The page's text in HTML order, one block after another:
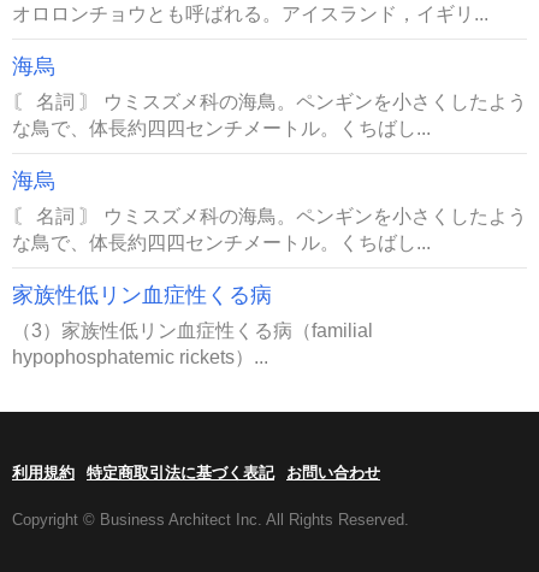
オロロンチョウとも呼ばれる。アイスランド，イギリ...
海烏
〘 名詞 〙 ウミスズメ科の海鳥。ペンギンを小さくしたよう
な鳥で、体長約四四センチメートル。くちばし...
海烏
〘 名詞 〙 ウミスズメ科の海鳥。ペンギンを小さくしたよう
な鳥で、体長約四四センチメートル。くちばし...
家族性低リン血症性くる病
（3）家族性低リン血症性くる病（familial
hypophosphatemic rickets）...
利用規約 特定商取引法に基づく表記 お問い合わせ
Copyright © Business Architect Inc. All Rights Reserved.